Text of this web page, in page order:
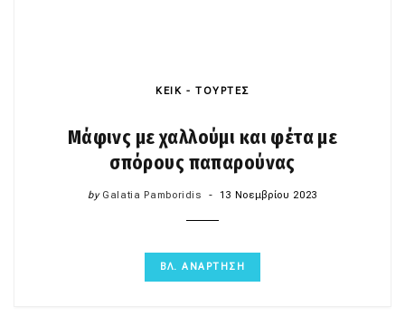
ΚΕΙΚ - ΤΟΥΡΤΕΣ
Μάφινς με χαλλούμι και φέτα με
σπόρους παπαρούνας
by Galatia Pamboridis 13 Νοεμβρίου 2023
ΒΛ. ΑΝΑΡΤΗΣΗ